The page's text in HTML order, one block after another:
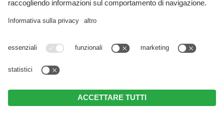
Impostazioni cookie individuali
alloggi nella regione di Merano – completo, ispirante e
contenuti, potrebbero verificarsi errori. Non possiamo garantire
l’accuratezza e la completezza di tutte le informazioni. Si consiglia di
verificare sempre direttamente con l’organizzatore locale per